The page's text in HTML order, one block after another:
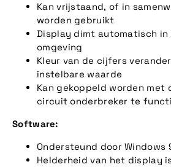
Kan vrijstaand, of in
worden gebruikt
Display dimt automatisch in
omgeving
Kleur van de cijfers
instelbare waarde
Kan gekoppeld worden met
circuit onderbreker te
Software:
Ondersteund door Windows
Helderheid van het display